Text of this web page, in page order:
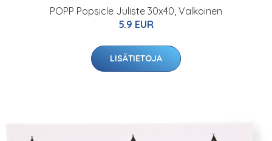
POPP Popsicle Juliste 30x40, Valkoinen
5.9 EUR
LISÄTIETOJA